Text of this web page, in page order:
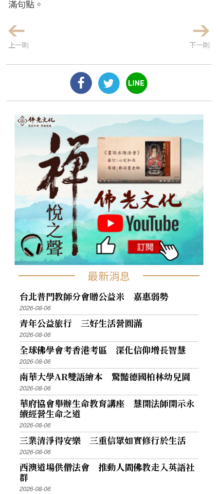
滿句點。
上一則 下一則
最新消息
台北普門教師分會贈公益米 嘉惠弱勢
2026-08-06
青年公益旅行 三好生活營圓滿
2026-08-06
全球佛學會考香港考區 深化信仰增長智慧
2026-08-06
南華大學AR雙語繪本 驚豔德國柏林幼兒園
2026-08-06
華府協會舉辦生命教育講座 慧開法師開示永
續經營生命之道
2026-08-06
三業清淨得安樂 三重信眾如實修行於生活
2026-08-06
西澳道場供僧法會 推動人間佛教走入英語社
群
2026-08-06